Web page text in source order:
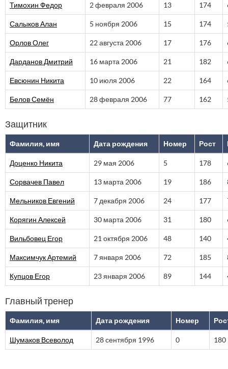
Тимохин Федор 2 февраля 2006 13 174
Салыков Алан 5 ноября 2006 15 174
Орлов Олег 22 августа 2006 17 176
Дарданов Дмитрий 16 марта 2006 21 182
Евсюнин Никита 10 июля 2006 22 164
Белов Семён 28 февраля 2006 77 162
Защитник
Фамилия, имя Дата рождения Номер Рост
Доценко Никита 29 мая 2006 5 178
Сорвачев Павел 13 марта 2006 19 186
Мельников Евгений 7 декабря 2006 24 177
Корягин Алексей 30 марта 2006 31 180
Вильбовец Егор 21 октября 2006 48 140
Максимчук Артемий 7 января 2006 72 185
Купцов Егор 23 января 2006 89 144
Главный тренер
Фамилия, имя Дата рождения Номер
Шумаков Всеволод 28 сентября 1996 0 180